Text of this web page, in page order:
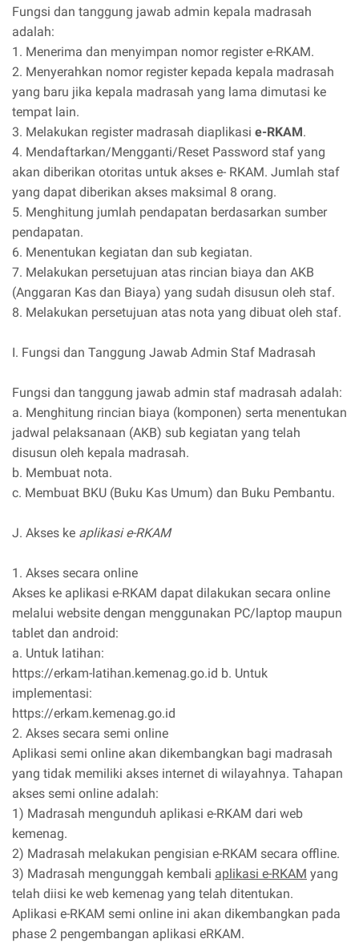
Fungsi dan tanggung jawab admin kepala madrasah
adalah:
1. Menerima dan menyimpan nomor register e-RKAM.
2. Menyerahkan nomor register kepada kepala madrasah
yang baru jika kepala madrasah yang lama dimutasi ke
tempat lain.
3. Melakukan register madrasah diaplikasi e-RKAM.
4. Mendaftarkan/Mengganti/Reset Password staf yang
akan diberikan otoritas untuk akses e- RKAM. Jumlah staf
yang dapat diberikan akses maksimal 8 orang.
5. Menghitung jumlah pendapatan berdasarkan sumber
pendapatan.
6. Menentukan kegiatan dan sub kegiatan.
7. Melakukan persetujuan atas rincian biaya dan AKB
(Anggaran Kas dan Biaya) yang sudah disusun oleh staf.
8. Melakukan persetujuan atas nota yang dibuat oleh staf.
I. Fungsi dan Tanggung Jawab Admin Staf Madrasah
Fungsi dan tanggung jawab admin staf madrasah adalah:
a. Menghitung rincian biaya (komponen) serta menentukan
jadwal pelaksanaan (AKB) sub kegiatan yang telah
disusun oleh kepala madrasah.
b. Membuat nota.
c. Membuat BKU (Buku Kas Umum) dan Buku Pembantu.
J. Akses ke aplikasi e-RKAM
1. Akses secara online
Akses ke aplikasi e-RKAM dapat dilakukan secara online
melalui website dengan menggunakan PC/laptop maupun
tablet dan android:
a. Untuk latihan:
https://erkam-latihan.kemenag.go.id b. Untuk
implementasi:
https://erkam.kemenag.go.id
2. Akses secara semi online
Aplikasi semi online akan dikembangkan bagi madrasah
yang tidak memiliki akses internet di wilayahnya. Tahapan
akses semi online adalah:
1) Madrasah mengunduh aplikasi e-RKAM dari web
kemenag.
2) Madrasah melakukan pengisian e-RKAM secara offline.
3) Madrasah mengunggah kembali aplikasi e-RKAM yang
telah diisi ke web kemenag yang telah ditentukan.
Aplikasi e-RKAM semi online ini akan dikembangkan pada
phase 2 pengembangan aplikasi eRKAM.